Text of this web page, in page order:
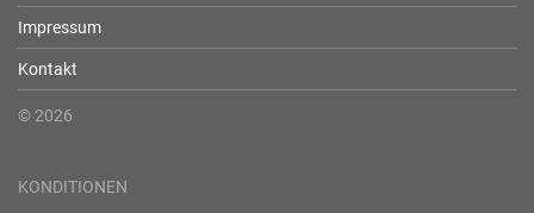
Impressum
Kontakt
© 2026
KONDITIONEN